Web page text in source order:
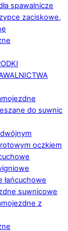
spawalnicze
zaciskowe,
do suwnic
oczkiem
łańcuchowe
suwnicowe
z